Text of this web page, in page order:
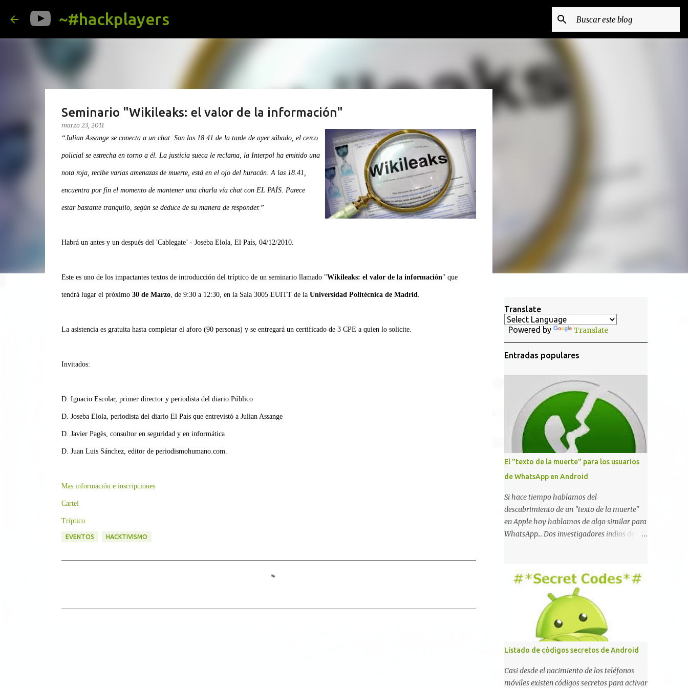
~#hackplayers
Seminario "Wikileaks: el valor de la información"
marzo 23, 2011
“Julian Assange se conecta a un chat. Son las 18.41 de la tarde de ayer sábado, el cerco
policial se estrecha en torno a él. La justicia sueca le reclama, la Interpol ha emitido una
nota roja, recibe varias amenazas de muerte, está en el ojo del huracán. A las 18.41,
encuentra por fin el momento de mantener una charla vía chat con EL PAÍS. Parece
estar bastante tranquilo, según se deduce de su manera de responder.”
Habrá un antes y un después del 'Cablegate’ - Joseba Elola, El País, 04/12/2010.
Este es uno de los impactantes textos de introducción del tríptico de un seminario llamado "Wikileaks: el valor de la información" que
tendrá lugar el próximo 30 de Marzo, de 9:30 a 12:30, en la Sala 3005 EUITT de la Universidad Politécnica de Madrid.
La asistencia es gratuita hasta completar el aforo (90 personas) y se entregará un certificado de 3 CPE a quien lo solicite.
Invitados:
D. Ignacio Escolar, primer director y periodista del diario Público
D. Joseba Elola, periodista del diario El País que entrevistó a Julian Assange
D. Javier Pagès, consultor en seguridad y en informática
D. Juan Luis Sánchez, editor de periodismohumano.com.
Mas información e inscripciones
Cartel
Tríptico
EVENTOS HACKTIVISMO
Translate
Powered by Translate
Entradas populares
El "texto de la muerte" para los usuarios
de WhatsApp en Android
Si hace tiempo hablamos del
descubrimiento de un "texto de la muerte"
en Apple hoy hablamos de algo similar para
WhatsApp... Dos investigadores indios de tan
que la aplicación se detenga por completo al
intentar leer un sólo mensaje de 2000
caracteres especiales y tan sólo 2 KB de
tamaño. La vulnerabilidad ha sido probada
y funciona correctamente en la mayoría de
las versiones de Android y de WhatsApp
incluyendo la 2.11.431 y 2.11.432. Sin embargo
todavía no se ha probado en iOS y Windows
no parece ser vulnerable. Esto podría
provocar que se extienda como una pesada
Listado de códigos secretos de Android
Casi desde el nacimiento de los teléfonos
móviles existen códigos secretos para activar